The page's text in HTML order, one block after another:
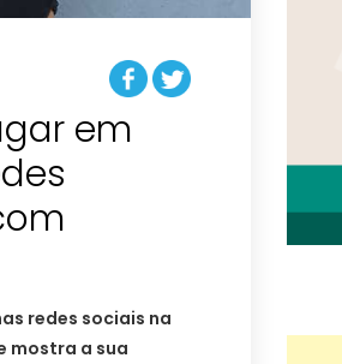
em
redes sociais na
mostra a sua